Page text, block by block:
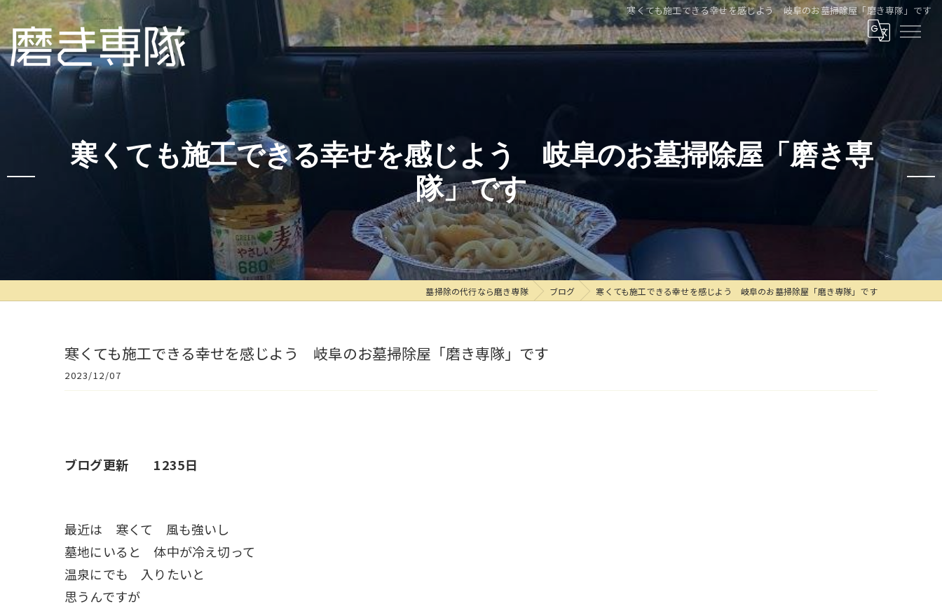
寒くても施工できる幸せを感じよう 岐阜のお墓掃除屋「磨き専隊」です
寒くても施工できる幸せを感じよう 岐阜のお墓掃除屋「磨き専
隊」です
墓掃除の代行なら磨き専隊 ブログ 寒くても施工できる幸せを感じよう 岐阜のお墓掃除屋「磨き専隊」です
寒くても施工できる幸せを感じよう 岐阜のお墓掃除屋「磨き専隊」です
2023/12/07
ブログ更新 1235日
最近は 寒くて 風も強いし
墓地にいると 体中が冷え切って
温泉にでも 入りたいと
思うんですが